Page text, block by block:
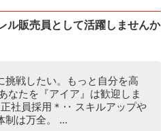
ル販売員として活躍しませんか
挑戦したい。もっと自分を高
なたを『アイア』は歓迎しま
社員採用＊‥ スキルアップや
制は万全。 ...